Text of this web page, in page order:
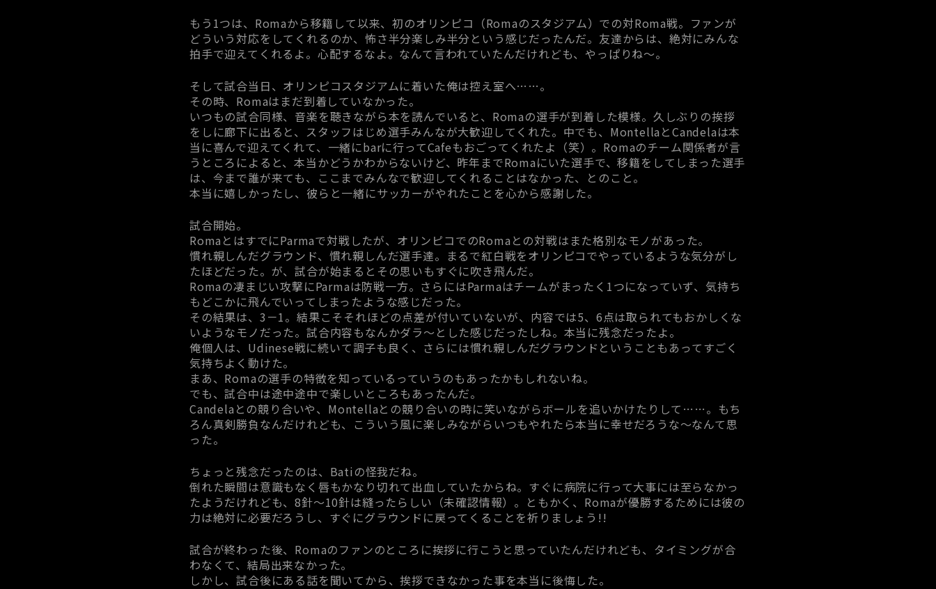
もう1つは、Romaから移籍して以来、初のオリンピコ（Romaのスタジアム）での対Roma戦。ファンが
どういう対応をしてくれるのか、怖さ半分楽しみ半分という感じだったんだ。友達からは、絶対にみんな
拍手で迎えてくれるよ。心配するなよ。なんて言われていたんだけれども、やっぱりね～。
そして試合当日、オリンピコスタジアムに着いた俺は控え室へ……。
その時、Romaはまだ到着していなかった。
いつもの試合同様、音楽を聴きながら本を読んでいると、Romaの選手が到着した模様。久しぶりの挨拶
をしに廊下に出ると、スタッフはじめ選手みんなが大歓迎してくれた。中でも、MontellaとCandelaは本
当に喜んで迎えてくれて、一緒にbarに行ってCafeもおごってくれたよ（笑）。Romaのチーム関係者が言
うところによると、本当かどうかわからないけど、昨年までRomaにいた選手で、移籍をしてしまった選手
は、今まで誰が来ても、ここまでみんなで歓迎してくれることはなかった、とのこと。
本当に嬉しかったし、彼らと一緒にサッカーがやれたことを心から感謝した。
試合開始。
RomaとはすでにParmaで対戦したが、オリンピコでのRomaとの対戦はまた格別なモノがあった。
慣れ親しんだグラウンド、慣れ親しんだ選手達。まるで紅白戦をオリンピコでやっているような気分がし
たほどだった。が、試合が始まるとその思いもすぐに吹き飛んだ。
Romaの凄まじい攻撃にParmaは防戦一方。さらにはParmaはチームがまったく1つになっていず、気持ち
もどこかに飛んでいってしまったような感じだった。
その結果は、3－1。結果こそそれほどの点差が付いていないが、内容では5、6点は取られてもおかしくな
いようなモノだった。試合内容もなんかダラ～とした感じだったしね。本当に残念だったよ。
俺個人は、Udinese戦に続いて調子も良く、さらには慣れ親しんだグラウンドということもあってすごく
気持ちよく動けた。
まあ、Romaの選手の特徴を知っているっていうのもあったかもしれないね。
でも、試合中は途中途中で楽しいところもあったんだ。
Candelaとの競り合いや、Montellaとの競り合いの時に笑いながらボールを追いかけたりして……。もち
ろん真剣勝負なんだけれども、こういう風に楽しみながらいつもやれたら本当に幸せだろうな～なんて思
った。
ちょっと残念だったのは、Batiの怪我だね。
倒れた瞬間は意識もなく唇もかなり切れて出血していたからね。すぐに病院に行って大事には至らなかっ
たようだけれども、8針～10針は縫ったらしい（未確認情報）。ともかく、Romaが優勝するためには彼の
力は絶対に必要だろうし、すぐにグラウンドに戻ってくることを祈りましょう!!
試合が終わった後、Romaのファンのところに挨拶に行こうと思っていたんだけれども、タイミングが合
わなくて、結局出来なかった。
しかし、試合後にある話を聞いてから、挨拶できなかった事を本当に後悔した。